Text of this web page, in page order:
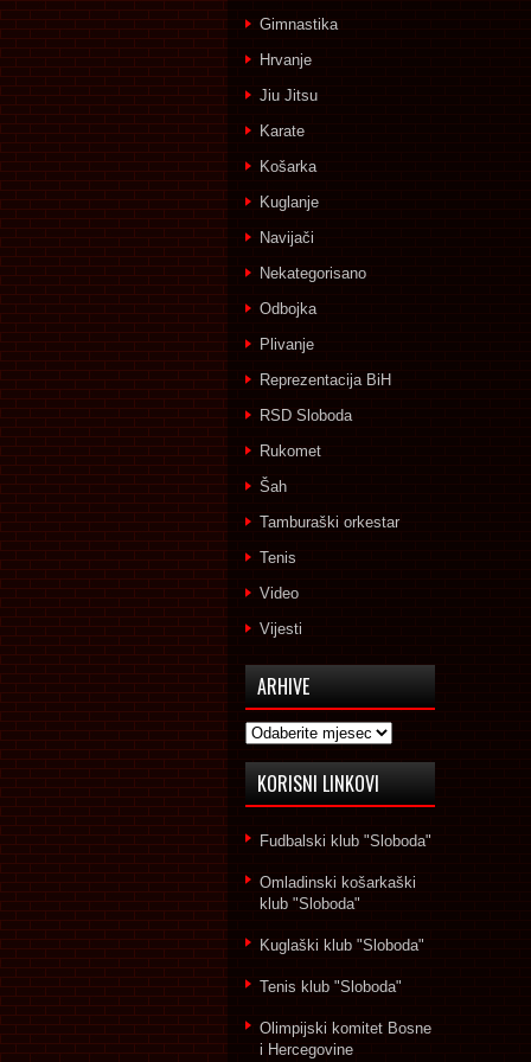
Gimnastika
Hrvanje
Jiu Jitsu
Karate
Košarka
Kuglanje
Navijači
Nekategorisano
Odbojka
Plivanje
Reprezentacija BiH
RSD Sloboda
Rukomet
Šah
Tamburaški orkestar
Tenis
Video
Vijesti
ARHIVE
Arhive
KORISNI LINKOVI
Fudbalski klub "Sloboda"
Omladinski košarkaški
klub "Sloboda"
Kuglaški klub "Sloboda"
Tenis klub "Sloboda"
Olimpijski komitet Bosne
i Hercegovine